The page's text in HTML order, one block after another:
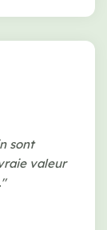
sont
valeur